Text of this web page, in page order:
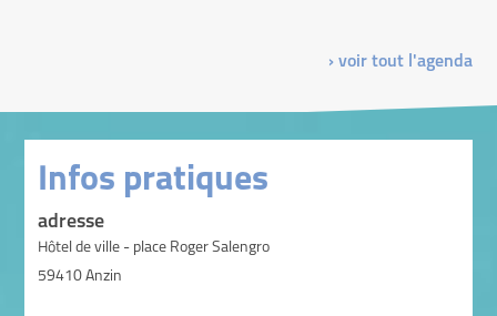
› voir tout l'agenda
Infos pratiques
adresse
Hôtel de ville - place Roger Salengro
59410 Anzin